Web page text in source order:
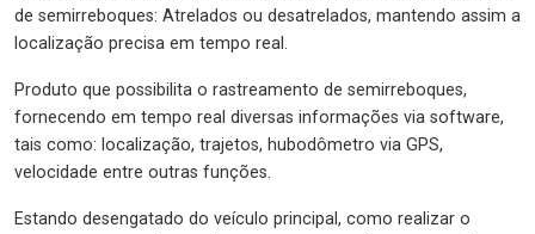
de semirreboques: Atrelados ou desatrelados, mantendo assim a
localização precisa em tempo real.
Produto que possibilita o rastreamento de semirreboques,
fornecendo em tempo real diversas informações via software,
tais como: localização, trajetos, hubodômetro via GPS,
velocidade entre outras funções.
Estando desengatado do veículo principal, como realizar o